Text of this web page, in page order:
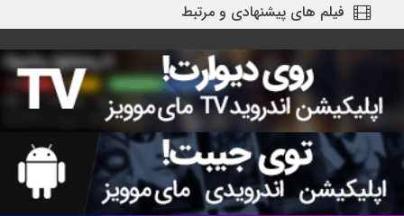
فیلم های پیشنهادی و مرتبط